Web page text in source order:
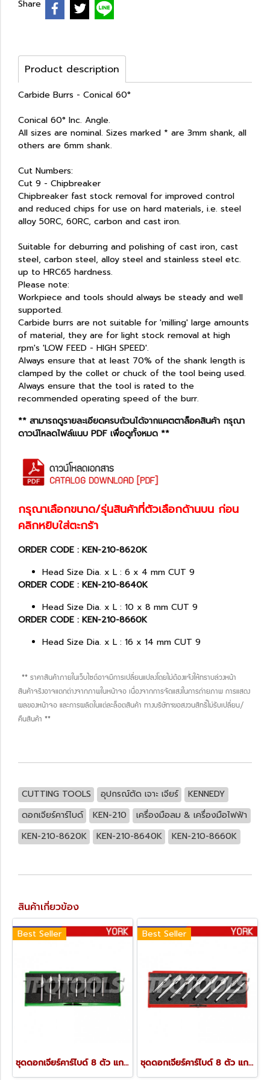
Share
Product description
Carbide Burrs - Conical 60°
Conical 60° Inc. Angle.
All sizes are nominal. Sizes marked * are 3mm shank, all
others are 6mm shank.
Cut Numbers:
Cut 9 - Chipbreaker
Chipbreaker fast stock removal for improved control
and reduced chips for use on hard materials, i.e. steel
alloy 50RC, 60RC, carbon and cast iron.
Suitable for deburring and polishing of cast iron, cast
steel, carbon steel, alloy steel and stainless steel etc.
up to HRC65 hardness.
Please note:
Workpiece and tools should always be steady and well
supported.
Carbide burrs are not suitable for 'milling' large amounts
of material, they are for light stock removal at high
rpm's 'LOW FEED - HIGH SPEED'.
Always ensure that at least 70% of the shank length is
clamped by the collet or chuck of the tool being used.
Always ensure that the tool is rated to the
recommended operating speed of the burr.
** สามารถดูรายละเอียดครบถ้วนได้จากแคตตาล็อคสินค้า กรุณา
ดาวน์โหลดไฟล์แนบ PDF เพื่อดูทั้งหมด **
กรุณาเลือกขนาด/รุ่นสินค้าที่ตัวเลือกด้านบน ก่อน
คลิกหยิบใส่ตะกร้า
ORDER CODE : KEN-210-8620K
Head Size Dia. x L : 6 x 4 mm CUT 9
ORDER CODE : KEN-210-8640K
Head Size Dia. x L : 10 x 8 mm CUT 9
ORDER CODE : KEN-210-8660K
Head Size Dia. x L : 16 x 14 mm CUT 9
** ราคาสินค้าภายในเว็บไซต์อาจมีการเปลี่ยนแปลงโดยไม่ต้องแจ้งให้ทราบล่วงหน้า
สินค้าจริงอาจแตกต่างจากภาพในหน้าจอ เนื่องจากการจัดแสงในการถ่ายภาพ การแสดง
ผลของหน้าจอ และการผลิตในแต่ละล็อตสินค้า ทางบริษัทฯขอสงวนสิทธิ์ไม่รับเปลี่ยน/
คืนสินค้า **
CUTTING TOOLS อุปกรณ์ตัด เจาะ เจียร์
KENNEDY
ดอกเจียร์คาร์ไบด์
KEN-210
เครื่องมือลม & เครื่องมือไฟฟ้า
KEN-210-8620K
KEN-210-8640K KEN-210-8660K
สินค้าเกี่ยวข้อง
Best Seller
ชุดดอกเจียร์คาร์ไบด์ 8 ตัว แกน 3 มม. YRK-210-9896K
Best Seller
ชุดดอกเจียร์คาร์ไบด์ 8 ตัว แกน 6 มม. YRK-210-9886K